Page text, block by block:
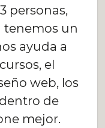
personas,
tenemos un
ayuda a
el
web, los
de
mejor.